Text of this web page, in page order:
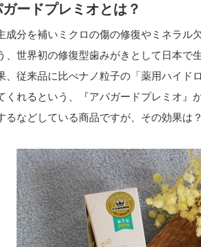
ードプレミオとは？
成分を補いミクロの傷の修復やミネラル
、世界初の修復型歯みがきとして日本で
、従来品に比べナノ粒子の「薬用ハイド
くれるという、『アパガードプレミオ』
るなどしている商品ですが、その効果は